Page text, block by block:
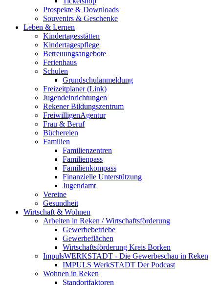
Prospekte & Downloads
Souvenirs & Geschenke
Leben & Lernen
Kindertagesstätten
Kindertagespflege
Betreuungsangebote
Ferienhaus
Schulen
Grundschulanmeldung
Freizeitplaner (Link)
Jugendeinrichtungen
Rekener Bildungszentrum
FreiwilligenAgentur
Frau & Beruf
Büchereien
Familien
Familienzentren
Familienpass
Familienkompass
Finanzielle Unterstützung
Jugendamt
Vereine
Gesundheit
Wirtschaft & Wohnen
Arbeiten in Reken / Wirtschaftsförderung
Gewerbebetriebe
Gewerbeflächen
Wirtschaftsförderung Kreis Borken
ImpulsWERKSTADT - Die Gewerbeschau in Reken
IMPULS WerkSTADT Der Podcast
Wohnen in Reken
Standortfaktoren